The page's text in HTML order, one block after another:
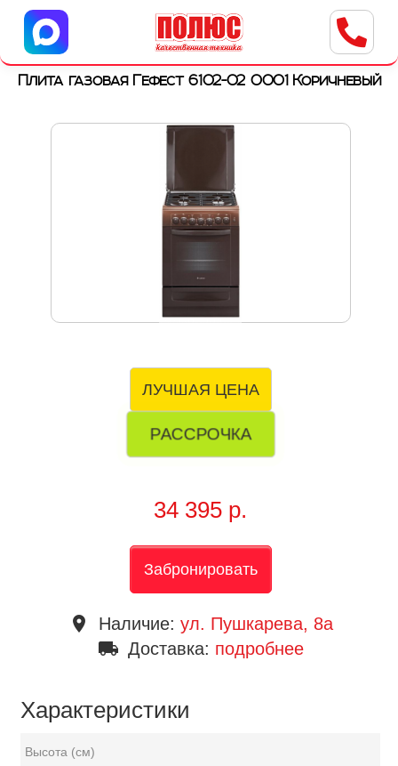
Центр бытовой техники
г. Ульяновск, ул. Пушкарева, 8a
Плита газовая Гефест 6102-02 0001 Коричневый
ЛУЧШАЯ ЦЕНА
РАССРОЧКА
34 395 р.
Забронировать
place Наличие: ул. Пушкарева, 8a
local_shipping Доставка: подробнее
Характеристики
Высота (см)